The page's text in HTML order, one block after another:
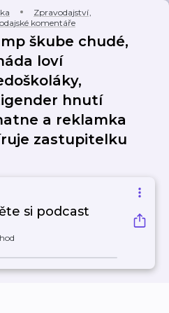
Zpravodajství,
komentáře
škube chudé,
loví
hnutí
a reklamka
zastupitelku
si podcast